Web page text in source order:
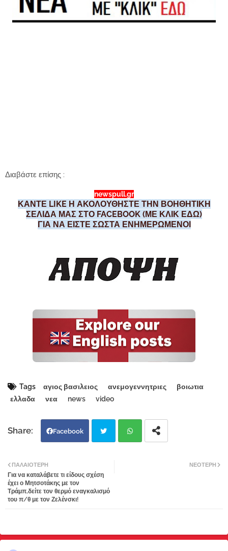
Διαβάστε επίσης :
newspull.gr
ΚΑΝΤΕ LIKE Η ΑΚΟΛΟΥΘΗΣΤΕ ΤΗΝ ΒΟΗΘΗΤΙΚΗ
ΣΕΛΙΔΑ ΜΑΣ ΣΤΟ FACEBOOK (ΜΕ ΚΛΙΚ ΕΔΩ)
ΓΙΑ ΝΑ ΕΙΣΤΕ ΣΩΣΤΑ ΕΝΗΜΕΡΩΜΕΝΟΙ
Tags αγιος βασιλειος ανεμογεννητριες
βοιωτια
ελλαδα
νεα news video
Facebook
tter
ΝΕΌΤΕΡΗ
ΠΑΛΑΙΌΤΕΡΗ
Για να καταλάβετε τι είδους σχέση
έχει ο Μητσοτάκης με τον
Τράμπ,δείτε τον θερμό εναγκαλισμό
του π/θ με τον Ζελένσκι!